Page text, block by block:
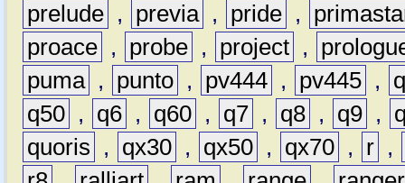
prelude , previa , pride ,
proace , probe , project ,
puma , punto , pv444 , pv445 ,
q50 , q6 , q60 , q7 , q8 , q9 ,
quoris
, qx30 , qx50 , qx70 , r ,